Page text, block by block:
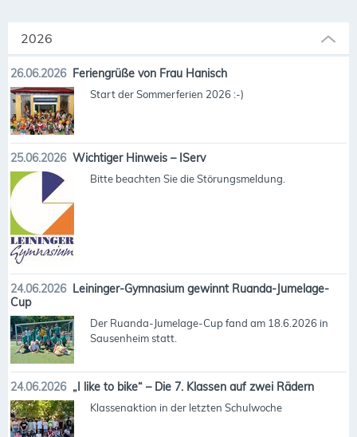
2026
26.06.2026 Feriengrüße von Frau Hanisch
Start der Sommerferien 2026 :-)
25.06.2026 Wichtiger Hinweis – IServ
Bitte beachten Sie die Störungsmeldung.
24.06.2026 Leininger-Gymnasium gewinnt Ruanda-Jumelage-
Cup
Der Ruanda-Jumelage-Cup fand am 18.6.2026 in
Sausenheim statt.
24.06.2026 „I like to bike“ – Die 7. Klassen auf zwei Rädern
Klassenaktion in der letzten Schulwoche